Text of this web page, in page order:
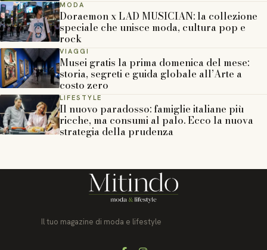
MODA
Doraemon x LAD MUSICIAN: la collezione
speciale che unisce moda, cultura pop e
rock
VIAGGI
Musei gratis la prima domenica del mese:
storia, segreti e guida globale all’Arte a
costo zero
LIFESTYLE
Il nuovo paradosso: famiglie italiane più
ricche, ma consumi al palo. Ecco la nuova
strategia della prudenza
Il tuo magazine di moda e lifestyle